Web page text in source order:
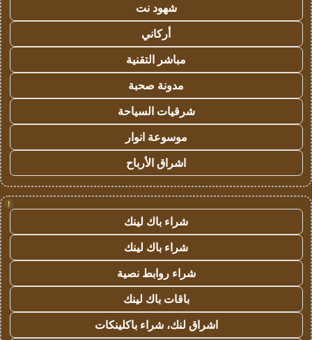
شهود نت
أركاني
مباشر التقنية
مدونة صحبة
شرقيات السياحة
موسوعة انوار
اشراق الأرباح
!
شراء باك لينك
شراء باك لينك
شراء روابط نصية
باقات باك لينك
اشراق لنك، شراء باكلينكات